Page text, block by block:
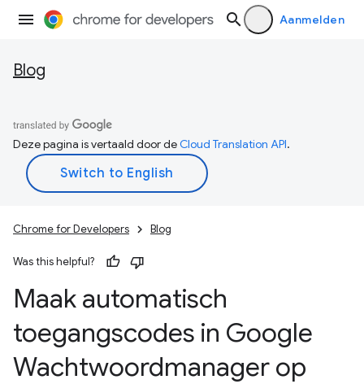
Aanmelden
Blog
Deze pagina is vertaald door deCloud Translation API.
Chrome for Developers Blog
Was this helpful?
Maak automatisch
toegangscodes in Google
Wachtwoordmanager op